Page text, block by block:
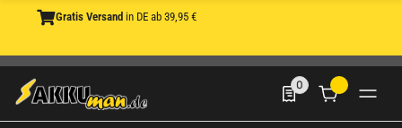
Gratis Versand in DE ab 39,95 €
0
0 Produkte in der